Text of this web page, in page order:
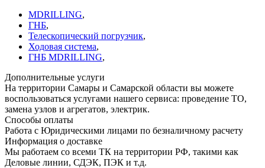
MDRILLING,
ГНБ,
Телескопический погрузчик,
Ходовая система,
ГНБ MDRILLING,
Дополнительные услуги
На территории Самары и Самарской области вы можете
воспользоваться услугами нашего сервиса: проведение ТО,
замена узлов и агрегатов, электрик.
Способы оплаты
Работа с Юридическими лицами по безналичному расчету
Информация о доставке
Мы работаем со всеми ТК на территории РФ, такими как
Деловые линии, СДЭК, ПЭК и т.д.